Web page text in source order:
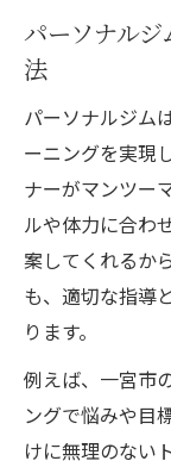
パーソナル
法
パーソナルジム
ーニングを実現
ナーがマンツー
ルや体力に合わ
案してくれるか
も、適切な指導
ります。
例えば、一宮市
ングで悩みや目
けに無理のない